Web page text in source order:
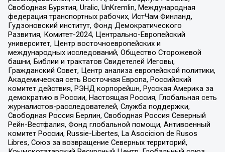
Свободная Бурятия, Uralic, UnKremlin, Международная
федерация транспортных рабочих, ИстЧам Финланд,
Гудзоновский институт, Фонд Демократического
Развития, Комитет-2024, Центрально-Европейский
университет, Центр восточноевропейских и
международных исследований, Общество Сторожевой
башни, Библии и трактатов Свидетелей Иеговы,
Гражданский Совет, Центр анализа европейской политики,
Академическая сеть Восточная Европа, Российский
комитет действия, РЭНД корпорейшн, Русская Америка за
демократию в России, Настоящая Россия, Глобальная сеть
журналистов-расследователей, Служба поддержки,
Свободная Россия Берлин, Свободная Россия Северный
Рейн-Вестфалия, Фонд глобальной помощи, Антивоенный
комитет России, Russie-Libertes, La Asocicion de Rusos
Libres, Союз за возвращение Северных территорий,